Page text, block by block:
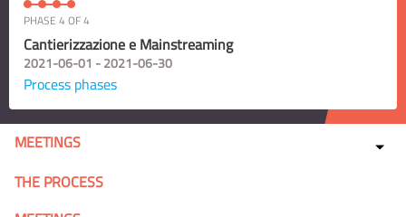
PHASE 4 OF 4
Cantierizzazione e Mainstreaming
2021-06-01 - 2021-06-30
Process phases
MEETINGS
THE PROCESS